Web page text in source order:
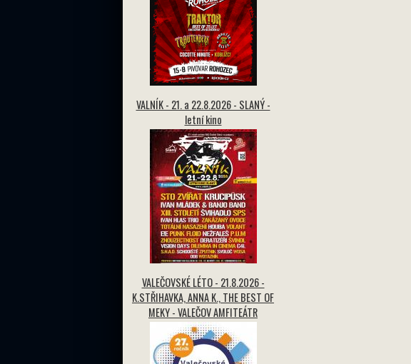
VALNÍK - 21. a 22.8.2026 - SLANÝ -
letní kino
VALEČOVSKÉ LÉTO - 21.8.2026 -
K.STŘIHAVKA, ANNA K., THE BEST OF
MEKY - VALEČOV AMFITEÁTR